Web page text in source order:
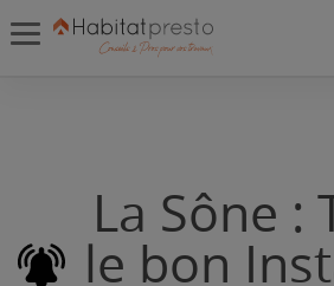
La Sône :
le bon